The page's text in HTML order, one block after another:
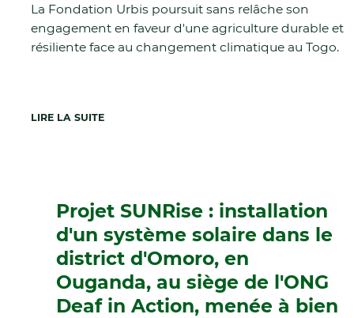
La Fondation Urbis poursuit sans relâche son
engagement en faveur d'une agriculture durable et
résiliente face au changement climatique au Togo.
LIRE LA SUITE
Projet SUNRise : installation
d'un système solaire dans le
district d'Omoro, en
Ouganda, au siège de l'ONG
Deaf in Action, menée à bien